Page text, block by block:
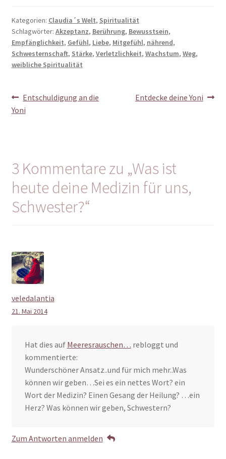
Kategorien: Claudia´s Welt, Spiritualität
Schlagwörter: Akzeptanz, Berührung, Bewusstsein,
Empfänglichkeit, Gefühl, Liebe, Mitgefühl, nährend,
Schwesternschaft, Stärke, Verletzlichkeit, Wachstum, Weg,
weibliche Spiritualität
Beitragsnavigation
Vorheriger
Beitrag:
Entschuldigung an die
Yoni
Nächster
Entdecke deine Yoni
3 Kommentare zu „Was ist
heute deine Medizin für uns,
Schwester?“
veledalantia
21. Mai 2014
Hat dies auf Meeresrauschen… rebloggt und
kommentierte:
Wunderschöner Ansatz..und für mich mehr..Was
können wir geben…Sei es ein nettes Wort? ein
Wort der Medizin? Einen Gesang der Heilung? …ein
Herz? Was können wir geben, Schwestern?
Zum Antworten anmelden